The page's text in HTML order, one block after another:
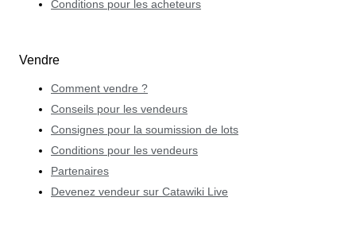
Conditions pour les acheteurs
Vendre
Comment vendre ?
Conseils pour les vendeurs
Consignes pour la soumission de lots
Conditions pour les vendeurs
Partenaires
Devenez vendeur sur Catawiki Live